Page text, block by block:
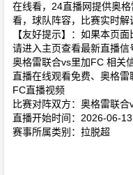
在线看，24直播网提供奥
看，球队阵容，比赛实时解
【友好提示】：如果本页
请进入主页查看最新直播信
奥格雷联合vs里加FC 相关
直播在线观看免费、奥格
FC直播视频
比赛对阵双方：奥格雷联合
直播开始时间：2026-06-
赛事所属类别：拉脱超